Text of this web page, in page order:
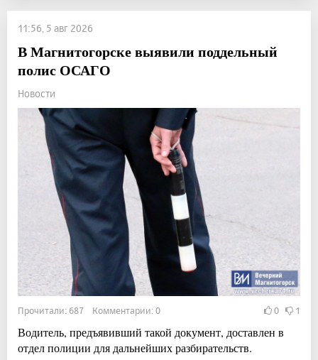
11:56, 5 авг 2026
В Магнитогорске выявили поддельный
полис ОСАГО
Новости
Прочитали: 687 Комментарии: 0 0 1
Водитель, предъявивший такой документ, доставлен в
отдел полиции для дальнейших разбирательств.